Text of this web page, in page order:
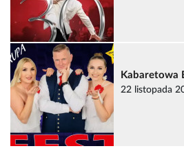
Kabaretowa
22 listopada